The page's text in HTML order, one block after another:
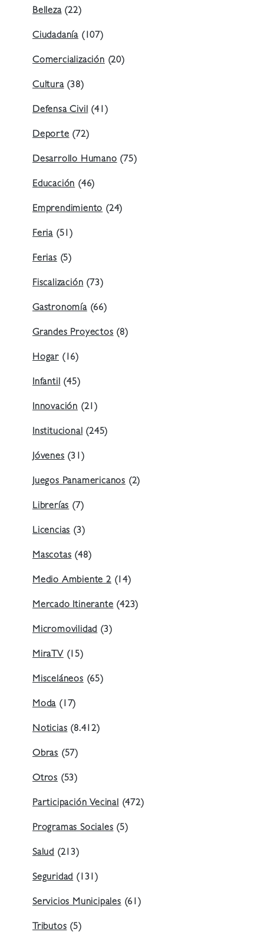
Belleza(22)
Ciudadanía (107)
Comercialización (20)
Cultura(38)
Defensa Civil (41)
Deporte (72)
Desarrollo Humano (75)
Educación (46)
Emprendimiento (24)
Feria (51)
Ferias (5)
Fiscalización (73)
Gastronomía(66)
Grandes Proyectos (8)
Hogar (16)
Infantil (45)
Innovación (21)
Institucional (245)
Jóvenes (31)
Juegos Panamericanos (2)
Librerías (7)
Licencias (3)
Mascotas (48)
Medio Ambiente 2(14)
Mercado Itinerante (423)
Micromovilidad (3)
MiraTV (15)
Misceláneos (65)
Moda (17)
Noticias (8.412)
Obras (57)
Otros (53)
Participación Vecinal (472)
Programas Sociales (5)
Salud (213)
Seguridad (131)
Servicios Municipales (61)
Tributos (5)